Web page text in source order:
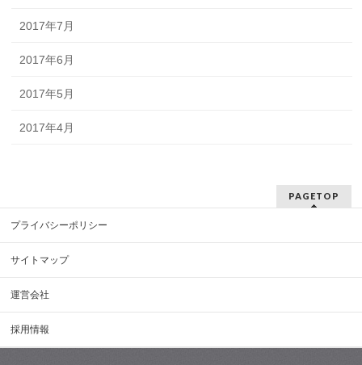
2017年7月
2017年6月
2017年5月
2017年4月
PAGETOP
プライバシーポリシー
サイトマップ
運営会社
採用情報